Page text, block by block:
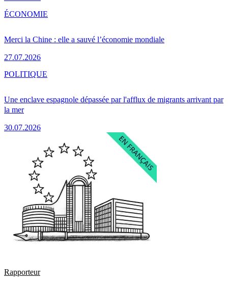
Merci la Chine : elle a sauvé l’économie mondiale
27.07.2026
ÉCONOMIE
Une enclave espagnole dépassée par l'afflux de migrants arrivant par
la mer
30.07.2026
POLITIQUE
Rapporteur